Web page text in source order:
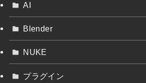
AI
Blender
NUKE
プラグイン